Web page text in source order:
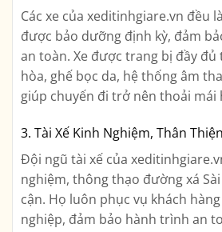
Các xe của xeditinhgiare.vn đều
được bảo dưỡng định kỳ, đảm
an toàn. Xe được trang bị đầy
hòa, ghế bọc da, hệ thống âm
giúp chuyến đi trở nên thoải mái
3. Tài Xế Kinh Nghiệm, Thân Thiện
Đội ngũ tài xế của
nghiệm, thông thạo đường xá
cận. Họ luôn phục vụ khách
nghiệp, đảm bảo hành trình an